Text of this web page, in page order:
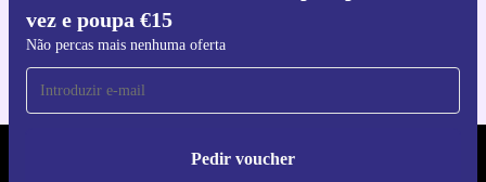
vez e poupa €15
Não percas mais nenhuma oferta
Pedir voucher
Para iOS e Android
REFURBED PORTUGAL - RETHINK NEW.